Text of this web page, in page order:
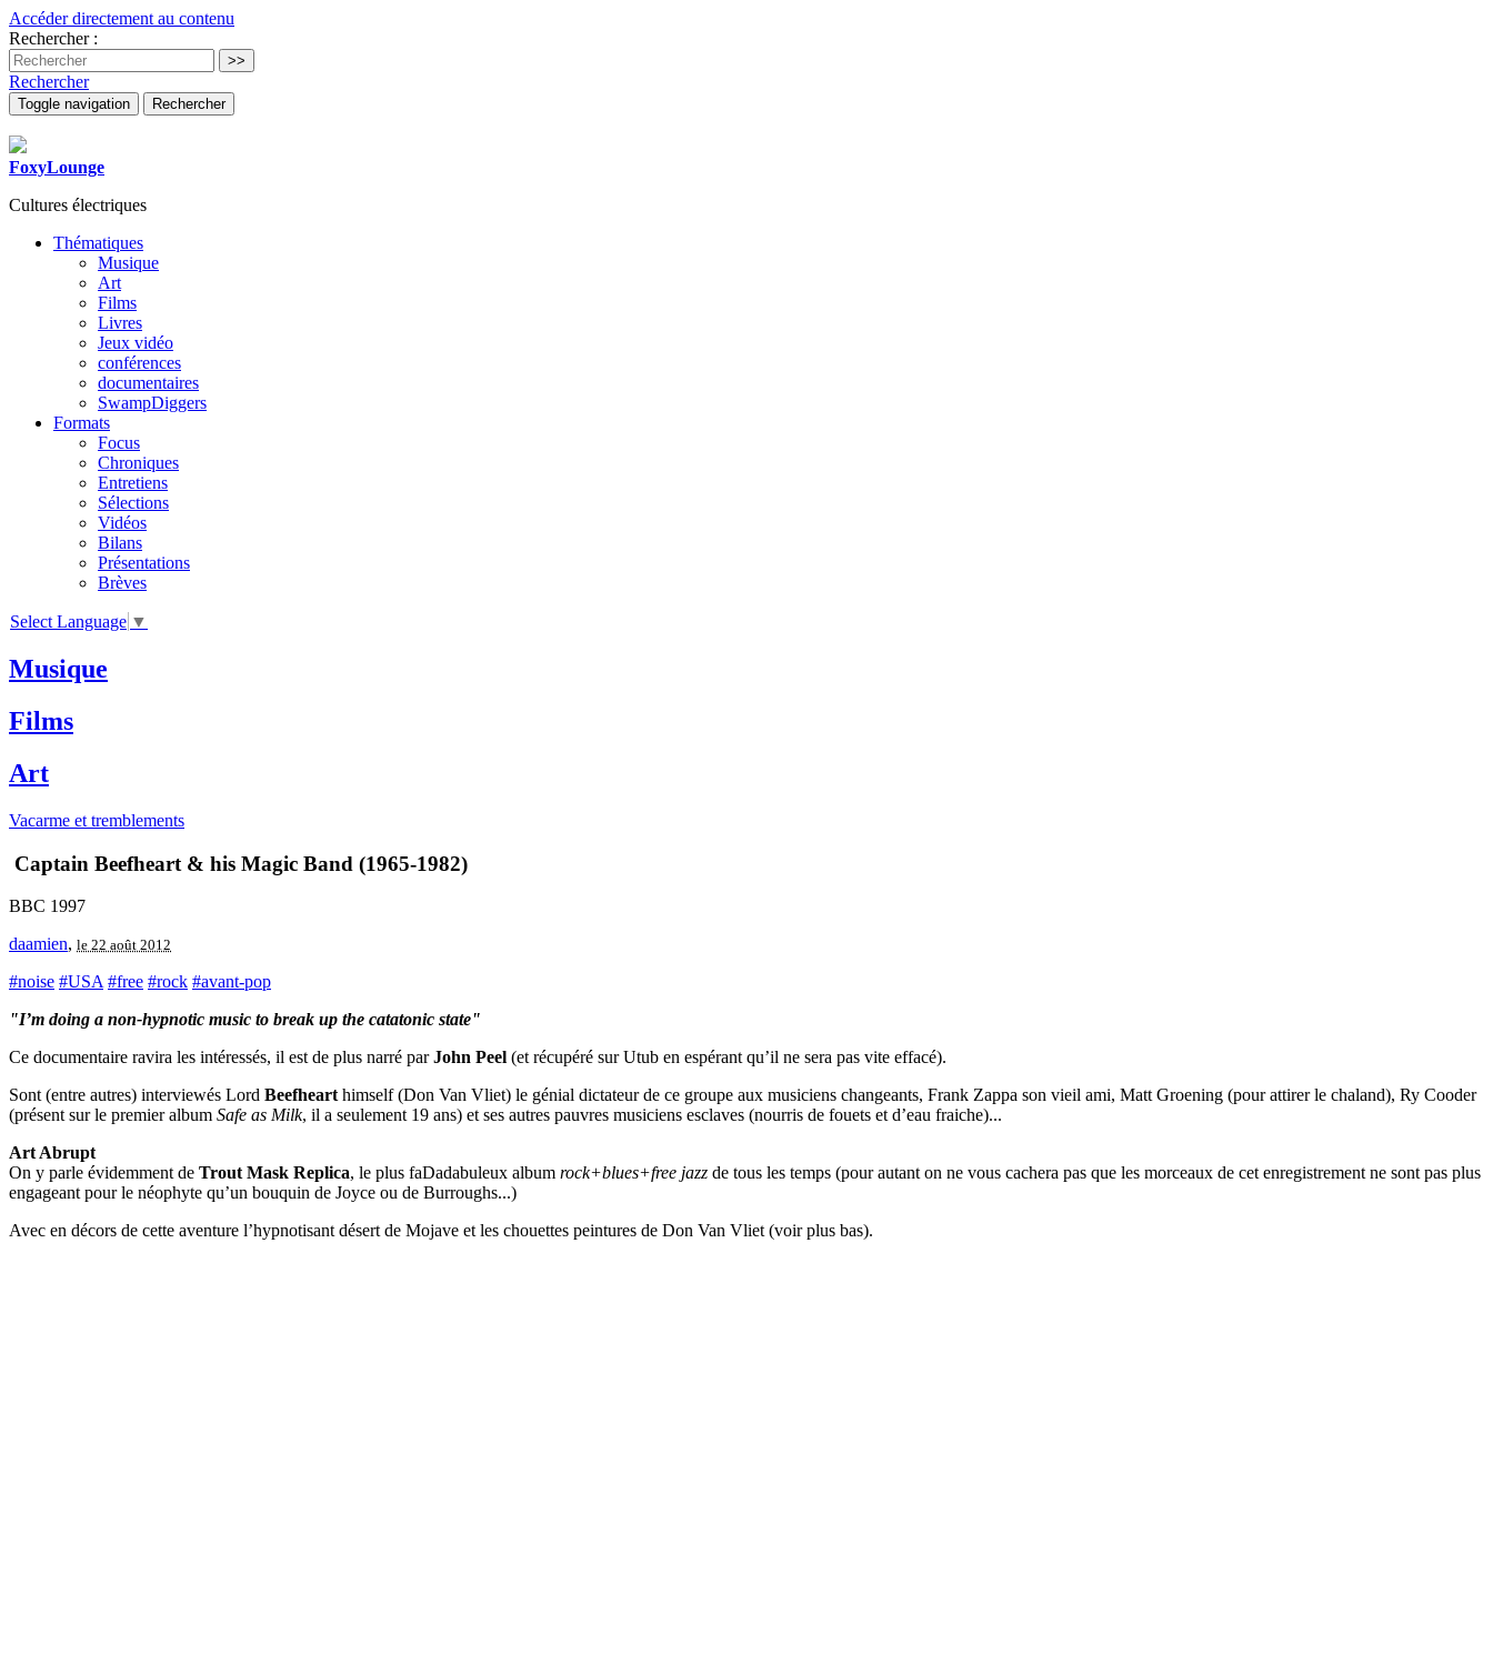
Accéder directement au contenu
Rechercher :
Rechercher
Toggle navigation Rechercher
FoxyLounge
Cultures électriques
Thématiques
Musique
Art
Films
Livres
Jeux vidéo
conférences
documentaires
SwampDiggers
Formats
Focus
Chroniques
Entretiens
Sélections
Vidéos
Bilans
Présentations
Brèves
Select Language ▼
Musique
Films
Art
Vacarme et tremblements
Captain Beefheart & his Magic Band (1965-1982)
BBC 1997
daamien, le 22 août 2012
#noise #USA #free #rock #avant-pop
"I’m doing a non-hypnotic music to break up the catatonic state"
Ce documentaire ravira les intéressés, il est de plus narré parJohn Peel (et récupéré sur Utub en espérant qu’il ne sera pas vite effacé).
Sont (entre autres) interviewés Lord Beefheart himself (Don Van Vliet) le génial dictateur de ce groupe aux musiciens changeants, Frank Zappa son vieil ami, Matt Groening (pour attirer le chaland), Ry Cooder
(présent sur le premier album Safe as Milk, il a seulement 19 ans) et ses autres pauvres musiciens esclaves (nourris de fouets et d’eau fraiche)...
Art Abrupt
On y parle évidemment de Trout Mask Replica, le plus faDadabuleux album rock+blues+free jazz de tous les temps (pour autant on ne vous cachera pas que les morceaux de cet enregistrement ne sont pas plus
engageant pour le néophyte qu’un bouquin de Joyce ou de Burroughs...)
Avec en décors de cette aventure l’hypnotisant désert de Mojave et les chouettes peintures de Don Van Vliet (voir plus bas).